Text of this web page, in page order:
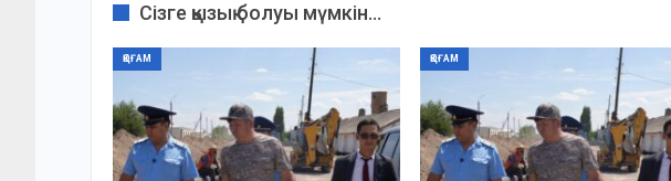
Сізге қызық болуы мүмкін...
ҚОҒАМ ҚОҒАМ